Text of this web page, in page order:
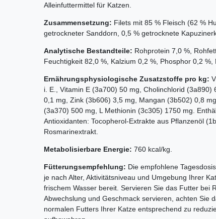
Alleinfuttermittel für Katzen.
Zusammensetzung: Filets mit 85 % Fleisch (62 %
getrockneter Sanddorn, 0,5 % getrocknete
Analytische Bestandteile: Rohprotein 7,0 %,
Feuchtigkeit 82,0 %, Kalzium 0,2 %, Phosphor 0,2 %,
Ernährungsphysiologische Zusatzstoffe pro kg:
i. E., Vitamin E (3a700) 50 mg, Cholinchlorid
0,1 mg, Zink (3b606) 3,5 mg, Mangan (3b502) 0,8
(3a370) 500 mg, L Methionin (3c305) 1750 mg.
Antioxidanten: Tocopherol-Extrakte aus Pflanzenöl
Rosmarinextrakt.
Metabolisierbare Energie: 760 kcal/kg.
Fütterungsempfehlung: Die empfohlene
je nach Alter, Aktivitätsniveau und Umgebung Ihrer
frischem Wasser bereit. Servieren Sie das Futter bei
Abwechslung und Geschmack servieren, achten Sie
normalen Futters Ihrer Katze entsprechend zu